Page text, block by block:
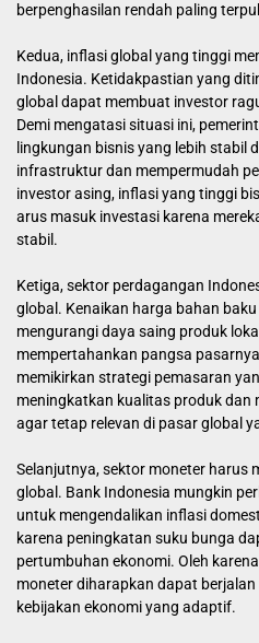
berpenghasilan rendah paling
Kedua, inflasi global yang tinggi
Indonesia. Ketidakpastian yang
global dapat membuat investor
Demi mengatasi situasi ini,
lingkungan bisnis yang lebih stabil
infrastruktur dan mempermudah
investor asing, inflasi yang tinggi
arus masuk investasi karena
stabil.
Ketiga, sektor perdagangan
global. Kenaikan harga bahan
mengurangi daya saing produk
mempertahankan pangsa
memikirkan strategi pemasaran
meningkatkan kualitas produk dan
agar tetap relevan di pasar global
Selanjutnya, sektor moneter harus
global. Bank Indonesia mungkin
untuk mengendalikan inflasi
karena peningkatan suku bunga
pertumbuhan ekonomi. Oleh
moneter diharapkan dapat
kebijakan ekonomi yang adaptif.